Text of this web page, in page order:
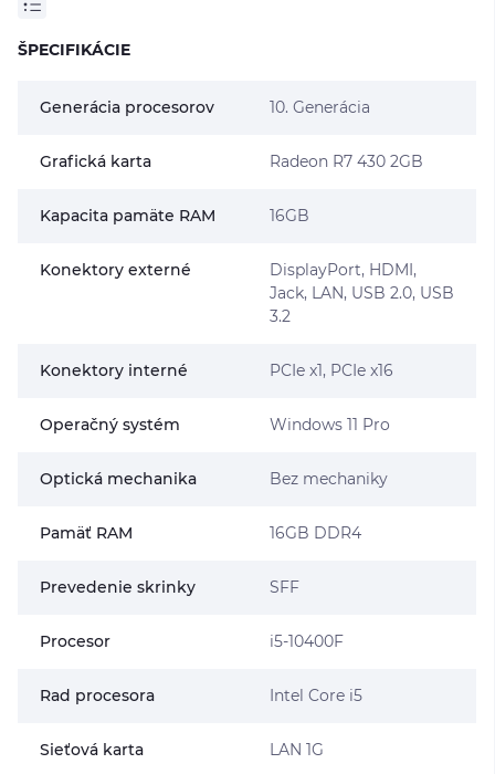
ŠPECIFIKÁCIE
Generácia procesorov 10. Generácia
Grafická karta Radeon R7 430 2GB
Kapacita pamäte RAM 16GB
Konektory externé
DisplayPort, HDMI,
Jack, LAN, USB 2.0, USB
3.2
Konektory interné PCIe x1, PCIe x16
Operačný systém Windows 11 Pro
Optická mechanika Bez mechaniky
Pamäť RAM 16GB DDR4
Prevedenie skrinky SFF
Procesor i5-10400F
Rad procesora Intel Core i5
Sieťová karta LAN 1G